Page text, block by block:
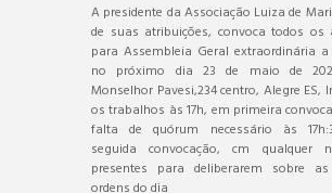
A presidente da Associação Luiza de
de suas atribuições, convoca todos os
para Assembleia Geral extraordinária
no próximo dia 23 de maio de
Monselhor Pavesi,234 centro, Alegre ES,
os trabalhos às 17h, em primeira
falta de quórum necessário às
seguida convocação, cm qualquer
presentes para deliberarem sobre
ordens do dia